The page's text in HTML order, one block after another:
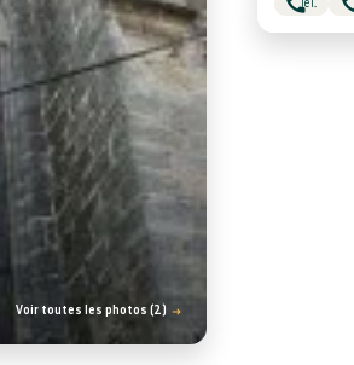
Voir toutes les photos (2)
Tél.